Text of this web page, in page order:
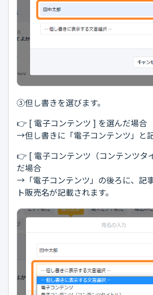
③但し書きを選びます。
👉 [ 電子コンテンツ ] を選んだ場合
→但し書きに「電子コンテンツ」と記
👉 [ 電子コンテンツ（コンテンツタ
だ場合
→「電子コンテンツ」の後ろに、記
ト販売名が記載されます。